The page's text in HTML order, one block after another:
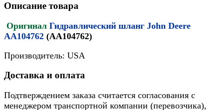
Описание товара
Оригинал Гидравлический шланг John Deere
AA104762 (AA104762)
Производитель: USA
Доставка и оплата
Подтверждением заказа считается согласования с
менеджером транспортной компании (перевозчика),